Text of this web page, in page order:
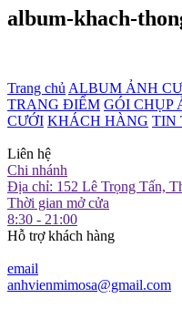
album-khach-
Trang chủ ALBUM ẢNH
TRANG ĐIỂM GÓI CHỤP
CƯỚI KHÁCH HÀNG TIN
Liên hệ
Chi nhánh
Địa chỉ: 152 Lê Trọng Tấn,
Thời gian mở cửa
8:30 - 21:00
Hỗ trợ khách hàng
email
anhvienmimosa@gmail.com